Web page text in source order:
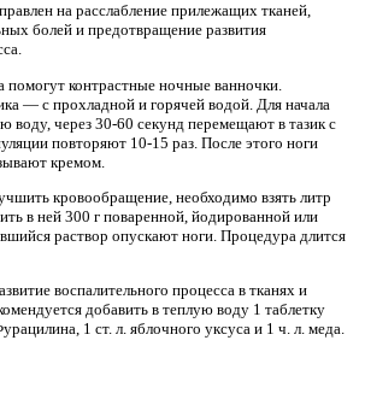
на расслабление прилежащих тканей,
болей и предотвращение развития
помогут контрастные ночные ванночки.
— с прохладной и горячей водой. Для начала
воду, через 30-60 секунд перемещают в тазик с
повторяют 10-15 раз. После этого ноги
кремом.
кровообращение, необходимо взять литр
в ней 300 г поваренной, йодированной или
раствор опускают ноги. Процедура длится
воспалительного процесса в тканях и
добавить в теплую воду 1 таблетку
1 ст. л. яблочного уксуса и 1 ч. л. меда.